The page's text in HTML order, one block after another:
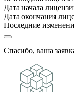
Дата начала
Дата окончания
Последние
Спасибо, ваша